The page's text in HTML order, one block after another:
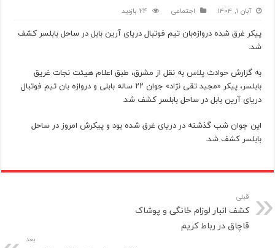
آبان ۱, ۱۴۰۴ اجتماعی 24 بازدید
پیکر غرق شده دروازه‌بان تیم فوتبال دریای آرین بابل در ساحل بابلسر کشف
شد.
به گزارشحوادث پلاس به نقل از مشرق، طبق اعلام هیئت نجات غریق
بابلسر، پیکر «مجید تقی نژاد» جوان ۲۲ ساله بابلی و دروازه بان تیم فوتبال
دریای آرین بابل در ساحل بابلسر کشف شد.
این جوان شب گذشته در دریای غرق شده بود و پیکرش امروز در ساحل
بابلسر کشف شد.
قبلی
کشف انبار لوزام خانگی و پوشاک
قاچاق در رباط کریم
بعد